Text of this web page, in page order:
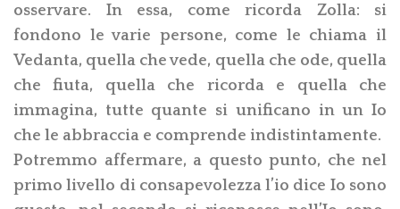
osservare. In essa, come ricorda Zolla: si
fondono le varie persone, come le chiama il
Vedanta, quella che vede, quella che ode, quella
che fiuta, quella che ricorda e quella che
immagina, tutte quante si unificano in un Io
che le abbraccia e comprende indistintamente.
Potremmo affermare, a questo punto, che nel
primo livello di consapevolezza l’io dice Io sono